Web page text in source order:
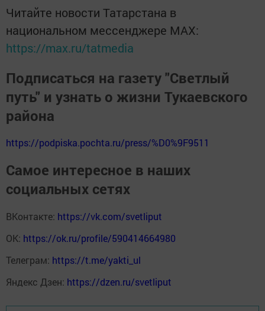
Читайте новости Татарстана в
национальном мессенджере MАХ:
https://max.ru/tatmedia
Подписаться на газету "Светлый
путь" и узнать о жизни Тукаевского
района
https://podpiska.pochta.ru/press/%D0%9F9511
Самое интересное в наших
социальных сетях
ВКонтакте: https://vk.com/svetliput
ОК: https://ok.ru/profile/590414664980
Телеграм: https://t.me/yakti_ul
Яндекс Дзен: https://dzen.ru/svetliput